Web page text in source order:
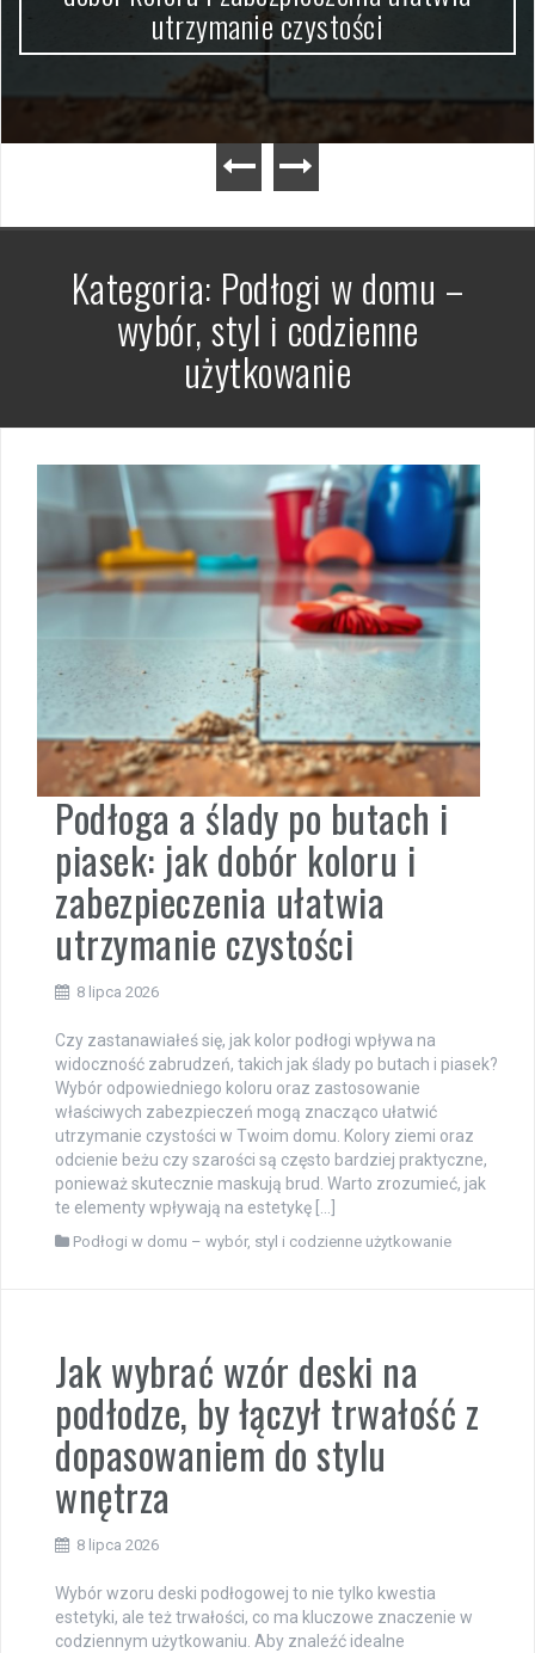
utrzymanie czystości
Kategoria: Podłogi w domu –
wybór, styl i codzienne
użytkowanie
Podłoga a ślady po butach i
piasek: jak dobór koloru i
zabezpieczenia ułatwia
utrzymanie czystości
8 lipca 2026
Czy zastanawiałeś się, jak kolor podłogi wpływa na
widoczność zabrudzeń, takich jak ślady po butach i piasek?
Wybór odpowiedniego koloru oraz zastosowanie
właściwych zabezpieczeń mogą znacząco ułatwić
utrzymanie czystości w Twoim domu. Kolory ziemi oraz
odcienie beżu czy szarości są często bardziej praktyczne,
ponieważ skutecznie maskują brud. Warto zrozumieć, jak
te elementy wpływają na estetykę […]
Podłogi w domu – wybór, styl i codzienne użytkowanie
Jak wybrać wzór deski na
podłodze, by łączył trwałość z
dopasowaniem do stylu
wnętrza
8 lipca 2026
Wybór wzoru deski podłogowej to nie tylko kwestia
estetyki, ale też trwałości, co ma kluczowe znaczenie w
codziennym użytkowaniu. Aby znaleźć idealne